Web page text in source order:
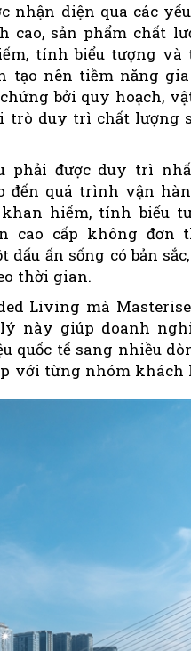
nhận diện qua các
sản phẩm chất
tính biểu tượng
tạo nên tiềm năng
bởi quy hoạch,
trò duy trì chất lượng
phải được duy trì
đến quá trình vận
hiếm, tính biểu
cao cấp không đơn
ấn sống có bản
thời gian.
Living mà
này giúp doanh
quốc tế sang nhiều
với từng nhóm khách